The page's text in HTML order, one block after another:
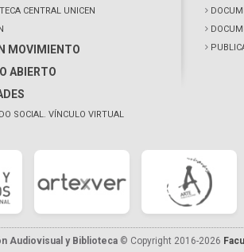
CENTRAL UNICEN
MOVIMIENTO
ABIERTO
SOCIAL. VÍNCULO VIRTUAL
Audiovisual y Biblioteca © Copyright 2016-2026